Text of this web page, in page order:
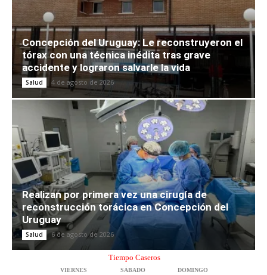
Concepción del Uruguay: Le reconstruyeron el
tórax con una técnica inédita tras grave
accidente y lograron salvarle la vida
Salud 4 de agosto de 2026
Realizan por primera vez una cirugía de
reconstrucción torácica en Concepción del
Uruguay
Salud 6 de agosto de 2026